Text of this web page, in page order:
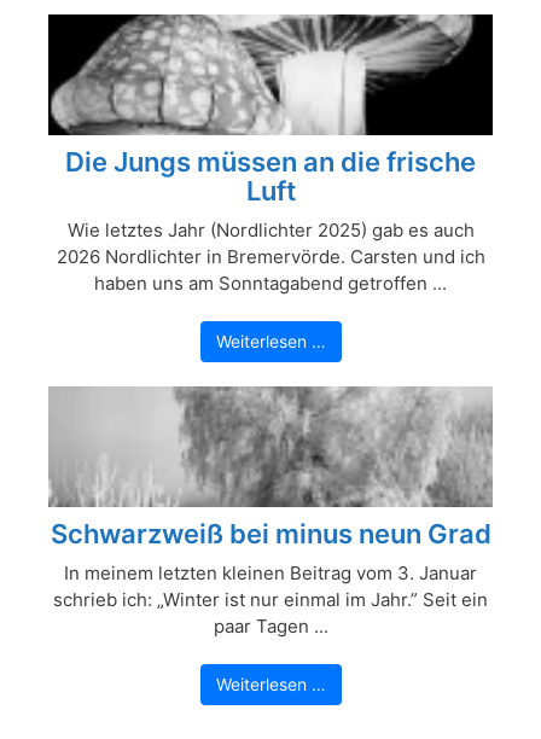
Die Jungs müssen an die frische
Luft
Wie letztes Jahr (Nordlichter 2025) gab es auch
2026 Nordlichter in Bremervörde. Carsten und ich
haben uns am Sonntagabend getroffen ...
Weiterlesen …
Schwarzweiß bei minus neun Grad
In meinem letzten kleinen Beitrag vom 3. Januar
schrieb ich: „Winter ist nur einmal im Jahr.” Seit ein
paar Tagen ...
Weiterlesen …